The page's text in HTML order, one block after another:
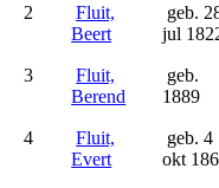
2
Fluit,
Beert
geb.
jul
3
Fluit,
Berend
geb.
1889
4
Fluit,
Evert
geb. 4
okt